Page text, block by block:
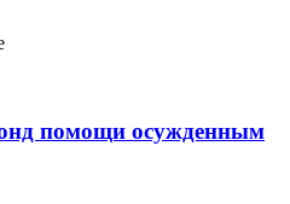
помощи осужденным